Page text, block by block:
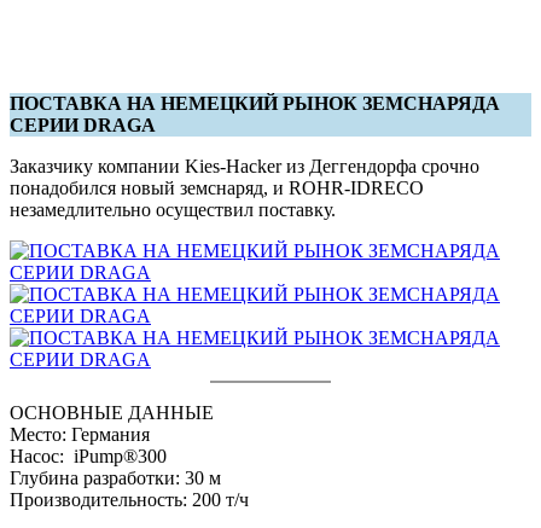
ПОСТАВКА НА НЕМЕЦКИЙ РЫНОК ЗЕМСНАРЯДА
СЕРИИ DRAGA
Заказчику компании Kies-Hacker из Деггендорфа срочно
понадобился новый земснаряд, и ROHR-IDRECO
незамедлительно осуществил поставку.
ОСНОВНЫЕ ДАННЫЕ
Место: Германия
Насос: iPump®300
Глубина разработки: 30 м
Производительность: 200 т/ч